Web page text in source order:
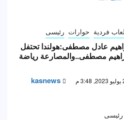
فردية حوارات رئيسى
عادل مصطفى:هولندا تحتفل
مصطفى..والمصارعة رياضة
kasnews
رئيسى